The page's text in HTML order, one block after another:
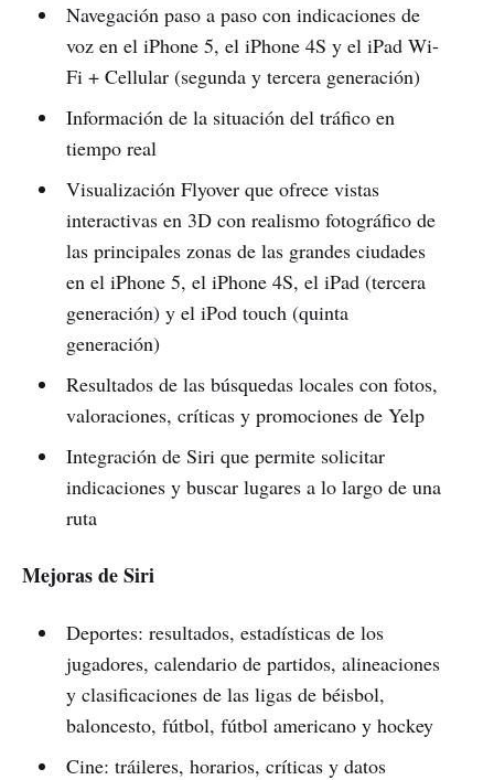
Navegación paso a paso con indicaciones de
voz en el iPhone 5, el iPhone 4S y el iPad Wi-
Fi + Cellular (segunda y tercera generación)
Información de la situación del tráfico en
tiempo real
Visualización Flyover que ofrece vistas
interactivas en 3D con realismo fotográfico de
las principales zonas de las grandes ciudades
en el iPhone 5, el iPhone 4S, el iPad (tercera
generación) y el iPod touch (quinta
generación)
Resultados de las búsquedas locales con fotos,
valoraciones, críticas y promociones de Yelp
Integración de Siri que permite solicitar
indicaciones y buscar lugares a lo largo de una
ruta
Mejoras de Siri
Deportes: resultados, estadísticas de los
jugadores, calendario de partidos, alineaciones
y clasificaciones de las ligas de béisbol,
baloncesto, fútbol, fútbol americano y hockey
Cine: tráileres, horarios, críticas y datos